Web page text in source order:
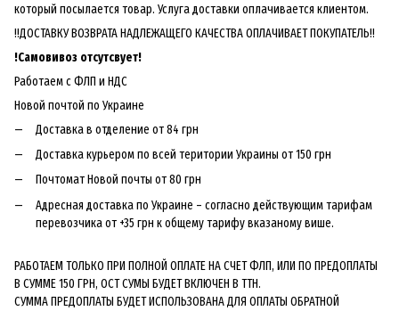
который посылается товар. Услуга доставки оплачивается клиентом.
!!ДОСТАВКУ ВОЗВРАТА НАДЛЕЖАЩЕГО КАЧЕСТВА ОПЛАЧИВАЕТ ПОКУПАТЕЛЬ!!
!Самовивоз отсутсвует!
Работаем с ФЛП и НДС
Новой почтой по Украине
Доставка в отделение от 84 грн
Доставка курьером по всей територии Украины от 150 грн
Почтомат Новой почты от 80 грн
Адресная доставка по Украине – согласно действующим тарифам
перевозчика от +35 грн к общему тарифу вказаному више.
РАБОТАЕМ ТОЛЬКО ПРИ ПОЛНОЙ ОПЛАТЕ НА СЧЕТ ФЛП, ИЛИ ПО ПРЕДОПЛАТЫ
В СУММЕ 150 ГРН, ОСТ СУМЫ БУДЕТ ВКЛЮЧЕН В ТТН.
СУММА ПРЕДОПЛАТЫ БУДЕТ ИСПОЛЬЗОВАНА ДЛЯ ОПЛАТЫ ОБРАТНОЙ